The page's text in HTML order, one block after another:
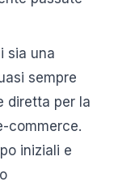
sia una
sempre
diretta per la
commerce.
iniziali e